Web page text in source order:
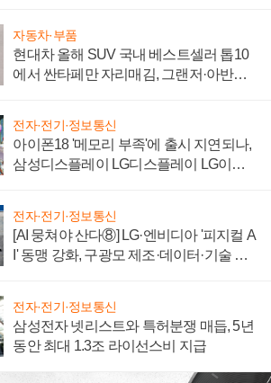
자동차·부품
현대차 올해 SUV 국내 베스트셀러 톱10
에서 싼타페만 자리매김, 그랜저·아반떼
전자·전기·정보통신
아이폰18 '메모리 부족'에 출시 지연되나,
삼성디스플레이 LG디스플레이 LG이노
전자·전기·정보통신
[AI 뭉쳐야 산다⑧] LG·엔비디아 '피지컬 A
I' 동맹 강화, 구광모 제조·데이터·기술 결
전자·전기·정보통신
삼성전자 넷리스트와 특허분쟁 매듭, 5년
동안 최대 1.3조 라이선스비 지급